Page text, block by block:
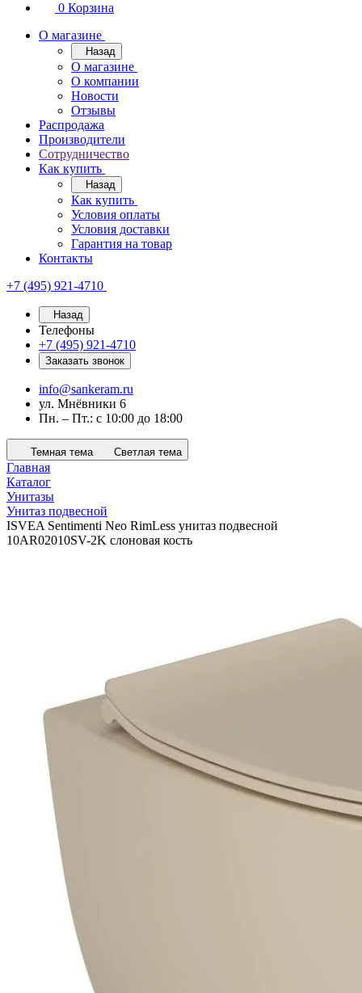
0 Корзина
О магазине
Назад
О магазине
О компании
Новости
Отзывы
Распродажа
Производители
Сотрудничество
Как купить
Назад
Как купить
Условия оплаты
Условия доставки
Гарантия на товар
Контакты
+7 (495) 921-4710
Назад
Телефоны
+7 (495) 921-4710
Заказать звонок
info@sankeram.ru
ул. Мнёвники 6
Пн. – Пт.: с 10:00 до 18:00
Темная тема Светлая тема
Главная
Каталог
Унитазы
Унитаз подвесной
ISVEA Sentimenti Neo RimLess унитаз подвесной
10AR02010SV-2K слоновая кость